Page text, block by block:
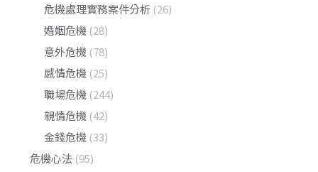
危機處理實務案件分析 (26)
婚姻危機 (28)
意外危機 (78)
感情危機 (25)
職場危機 (244)
親情危機 (42)
金錢危機 (33)
危機心法 (95)